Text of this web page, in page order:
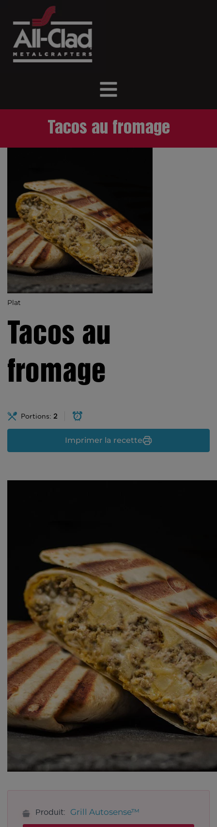
Tacos au fromage
Plat
Tacos au
fromage
Portions: 2
Imprimer la recette
Produit: Grill Autosense™